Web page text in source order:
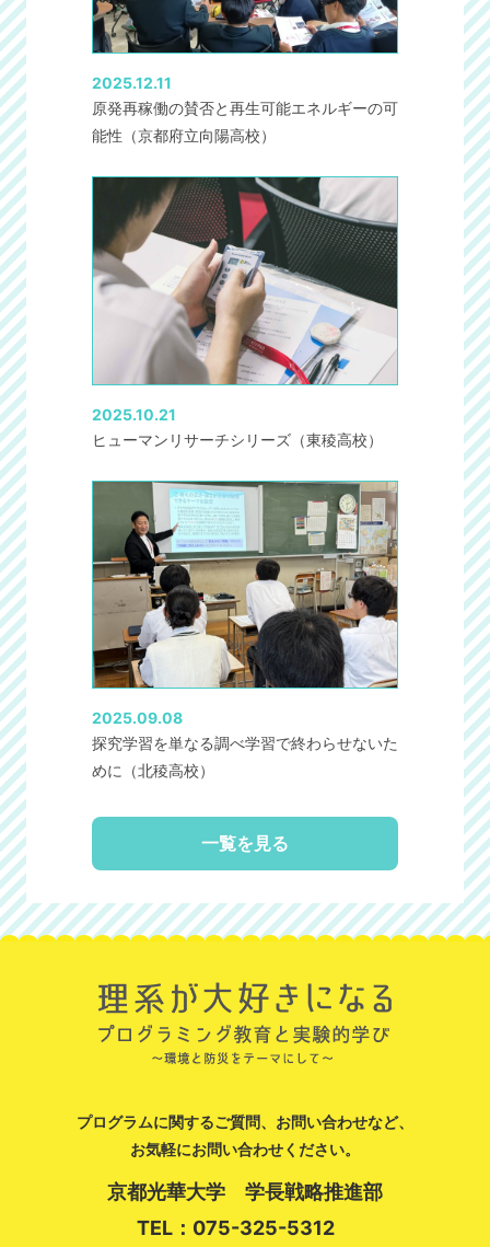
2025.12.11
原発再稼働の賛否と再生可能エネルギーの可
能性（京都府立向陽高校）
2025.10.21
ヒューマンリサーチシリーズ（東稜高校）
2025.09.08
探究学習を単なる調べ学習で終わらせないた
めに（北稜高校）
一覧を見る
プログラムに関するご質問、お問い合わせなど、
お気軽にお問い合わせください。
京都光華大学 学長戦略推進部
TEL：075-325-5312